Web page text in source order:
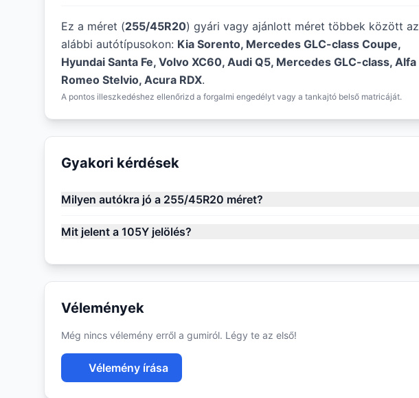
Ez a méret (255/45R20) gyári vagy ajánlott méret többek között az
alábbi autótípusokon: Kia Sorento, Mercedes GLC-class Coupe,
Hyundai Santa Fe, Volvo XC60, Audi Q5, Mercedes GLC-class, Alfa
Romeo Stelvio, Acura RDX.
A pontos illeszkedéshez ellenőrizd a forgalmi engedélyt vagy a tankajtó belső matricáját.
Gyakori kérdések
Milyen autókra jó a 255/45R20 méret?
Mit jelent a 105Y jelölés?
Vélemények
Még nincs vélemény erről a gumiról. Légy te az első!
Vélemény írása